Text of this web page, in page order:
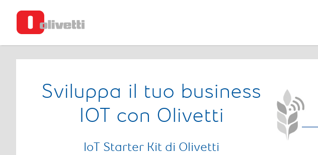
Sviluppa il tuo business
IOT con Olivetti
IoT Starter Kit di Olivetti